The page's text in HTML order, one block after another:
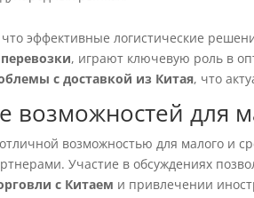
эффективные логистические
, играют ключевую роль в
с доставкой из Китая, что
возможностей для
возможностью для малого и
Участие в обсуждениях
с Китаем и привлечении